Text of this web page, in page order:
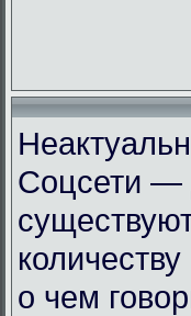
Соцсети —
о чем